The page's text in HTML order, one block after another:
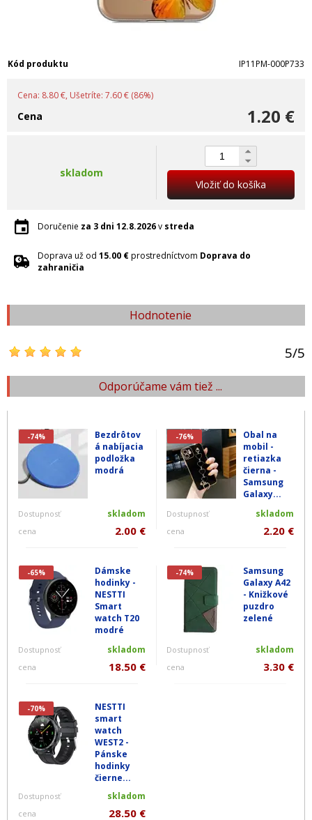
Kód produktu IP11PM-000P733
Cena: 8.80 €, Ušetríte: 7.60 € (86%)
1.20 €
Cena
skladom
Vložiť do košíka
Doručenie za 3 dni 12.8.2026v streda
Doprava už od 15.00 €prostredníctvom Doprava do
zahraničia
Hodnotenie
5/5
Odporúčame vám tiež ...
-74%
Bezdrôtov
á nabíjacia
podložka
modrá
Dostupnosť skladom
cena 2.00 €
-76%
Obal na
mobil -
retiazka
čierna -
Samsung
Galaxy...
Dostupnosť skladom
cena 2.20 €
-65%
Dámske
hodinky -
NESTTI
Smart
watch T20
modré
Dostupnosť skladom
cena 18.50 €
-74%
Samsung
Galaxy A42
- Knižkové
puzdro
zelené
Dostupnosť skladom
cena 3.30 €
-70%
NESTTI
smart
watch
WEST2 -
Pánske
hodinky
čierne...
Dostupnosť skladom
cena 28.50 €